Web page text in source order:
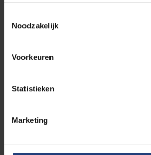
Noodzakelijk
Voorkeuren
Statistieken
Marketing
Driedaags festival rond